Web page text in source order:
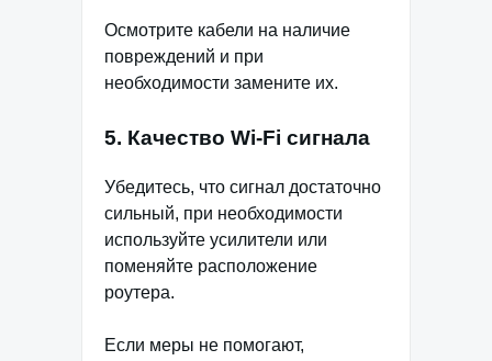
Осмотрите кабели на наличие
повреждений и при
необходимости замените их.
5. Качество Wi-Fi сигнала
Убедитесь, что сигнал достаточно
сильный, при необходимости
используйте усилители или
поменяйте расположение
роутера.
Если меры не помогают,